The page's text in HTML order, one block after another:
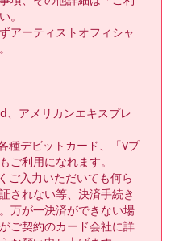
。
アーティストオフィシャ
アメリカンエキスプレ
種デビットカード、「Vプ
ご利用になれます。
ご入力いただいても何ら
されない等、決済手続き
万が一決済ができない場
ご契約のカード会社に詳